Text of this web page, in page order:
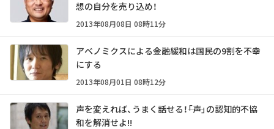
想の自分を売り込め！
2013年08月08日 08時11分
アベノミクスによる金融緩和は国民の9割を不幸
にする
2013年08月01日 08時12分
声を変えれば、うまく話せる！――「声」の認知的不協
和を解消せよ!!